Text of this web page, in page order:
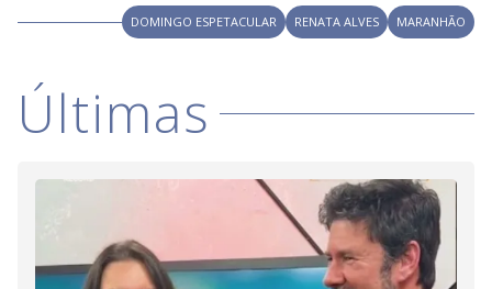
V
i
d
e
d DOMINGO ESPETACULAR RENATA ALVES MARANHÃO
Últimas